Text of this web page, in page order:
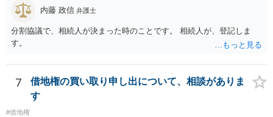
内藤 政信 弁護士
分割協議で、相続人が決まった時のことです。 相続人が、登記しま
す。
7
借地権の買い取り申し出について、相談がありま
す
#借地権